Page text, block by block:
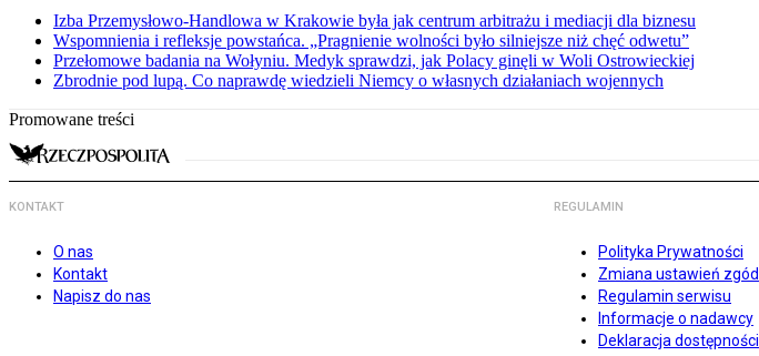
Izba Przemysłowo-Handlowa w Krakowie była jak centrum arbitrażu i mediacji dla biznesu
Wspomnienia i refleksje powstańca. „Pragnienie wolności było silniejsze niż chęć odwetu”
Przełomowe badania na Wołyniu. Medyk sprawdzi, jak Polacy ginęli w Woli Ostrowieckiej
Zbrodnie pod lupą. Co naprawdę wiedzieli Niemcy o własnych działaniach wojennych
Promowane treści
KONTAKT
O nas
Kontakt
Napisz do nas
REGULAMIN
Polityka Prywatności
Zmiana ustawień zgód
Regulamin serwisu
Informacje o nadawcy
Deklaracja dostępności